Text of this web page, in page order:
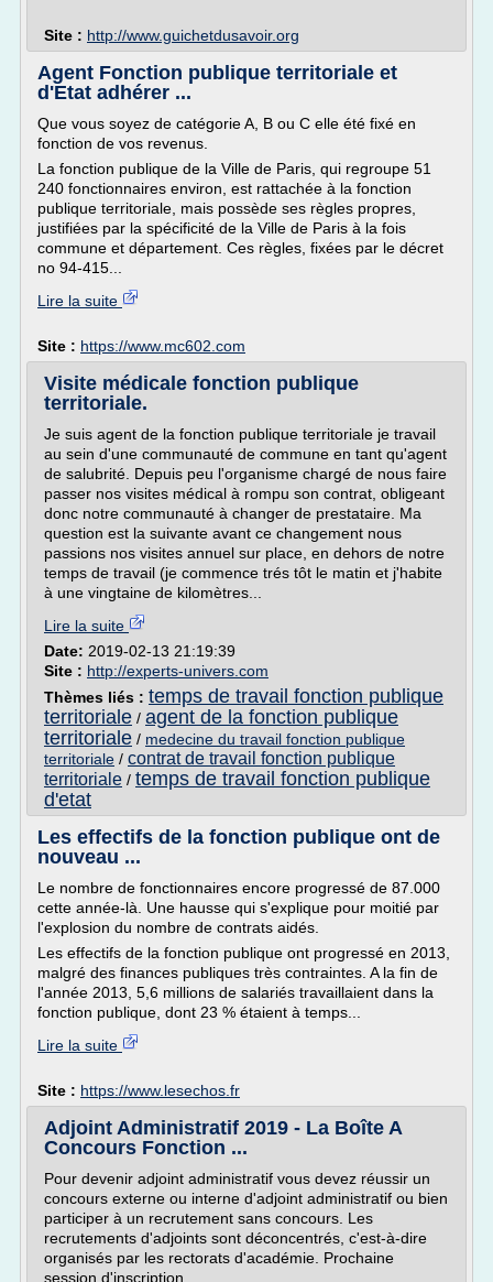
Site : http://www.guichetdusavoir.org
Agent Fonction publique territoriale et
d'Etat adhérer ...
Que vous soyez de catégorie A, B ou C elle été fixé en
fonction de vos revenus.
La fonction publique de la Ville de Paris, qui regroupe 51
240 fonctionnaires environ, est rattachée à la fonction
publique territoriale, mais possède ses règles propres,
justifiées par la spécificité de la Ville de Paris à la fois
commune et département. Ces règles, fixées par le décret
no 94-415...
Lire la suite
Site : https://www.mc602.com
Visite médicale fonction publique
territoriale.
Je suis agent de la fonction publique territoriale je travail
au sein d'une communauté de commune en tant qu'agent
de salubrité. Depuis peu l'organisme chargé de nous faire
passer nos visites médical à rompu son contrat, obligeant
donc notre communauté à changer de prestataire. Ma
question est la suivante avant ce changement nous
passions nos visites annuel sur place, en dehors de notre
temps de travail (je commence trés tôt le matin et j'habite
à une vingtaine de kilomètres...
Lire la suite
Date: 2019-02-13 21:19:39
Site : http://experts-univers.com
Thèmes liés : temps de travail fonction publique
territoriale / agent de la fonction publique
territoriale / medecine du travail fonction publique
territoriale / contrat de travail fonction publique
territoriale / temps de travail fonction publique
d'etat
Les effectifs de la fonction publique ont de
nouveau ...
Le nombre de fonctionnaires encore progressé de 87.000
cette année-là. Une hausse qui s'explique pour moitié par
l'explosion du nombre de contrats aidés.
Les effectifs de la fonction publique ont progressé en 2013,
malgré des finances publiques très contraintes. A la fin de
l'année 2013, 5,6 millions de salariés travaillaient dans la
fonction publique, dont 23 % étaient à temps...
Lire la suite
Site : https://www.lesechos.fr
Adjoint Administratif 2019 - La Boîte A
Concours Fonction ...
Pour devenir adjoint administratif vous devez réussir un
concours externe ou interne d'adjoint administratif ou bien
participer à un recrutement sans concours. Les
recrutements d'adjoints sont déconcentrés, c'est-à-dire
organisés par les rectorats d'académie. Prochaine
session d'inscription